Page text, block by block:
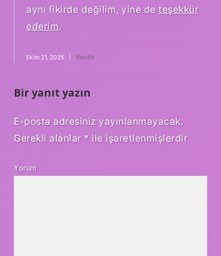
aynı fikirde değilim, yine de teşekkür
ederim.
Ekim 21, 2025 Yanıtla
Bir yanıt yazın
E-posta adresiniz yayınlanmayacak.
Gerekli alanlar * ile işaretlenmişlerdir
Yorum